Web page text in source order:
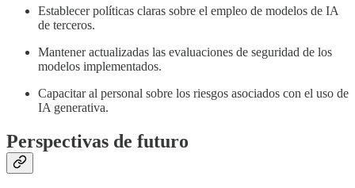
Establecer políticas claras sobre el empleo de modelos de IA
de terceros.
Mantener actualizadas las evaluaciones de seguridad de los
modelos implementados.
Capacitar al personal sobre los riesgos asociados con el uso de
IA generativa.
Perspectivas de futuro